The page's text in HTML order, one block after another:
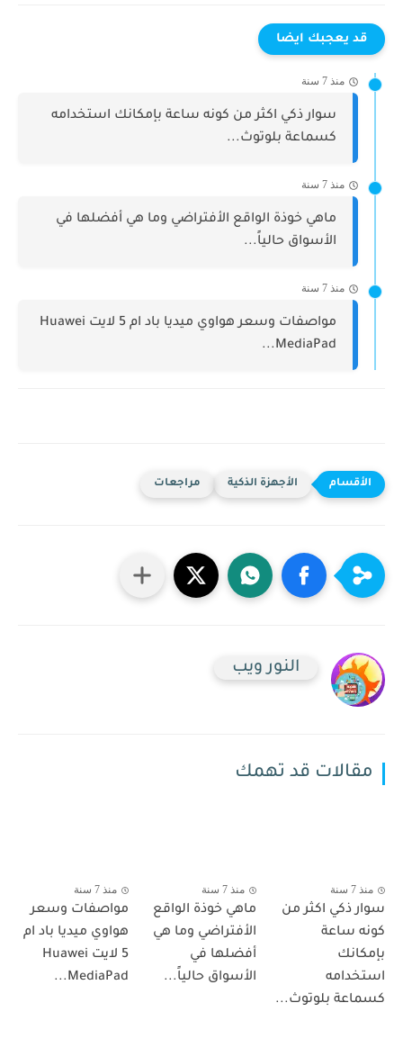
قد يعجبك ايضا
منذ 7 سنة
سوار ذكي اكثر من كونه ساعة بإمكانك استخدامه
كسماعة بلوتوث...
منذ 7 سنة
ماهي خوذة الواقع الأفتراضي وما هي أفضلها في
الأسواق حالياً...
منذ 7 سنة
مواصفات وسعر هواوي ميديا باد ام 5 لايت Huawei
MediaPad...
الأجهزة الذكية مراجعات
النور ويب
مقالات قد تهمك
منذ 7 سنة
سوار ذكي اكثر من
كونه ساعة
بإمكانك
استخدامه
كسماعة بلوتوث...
منذ 7 سنة
ماهي خوذة الواقع
الأفتراضي وما هي
أفضلها في
الأسواق حالياً...
منذ 7 سنة
مواصفات وسعر
هواوي ميديا باد ام
5 لايت Huawei
MediaPad...